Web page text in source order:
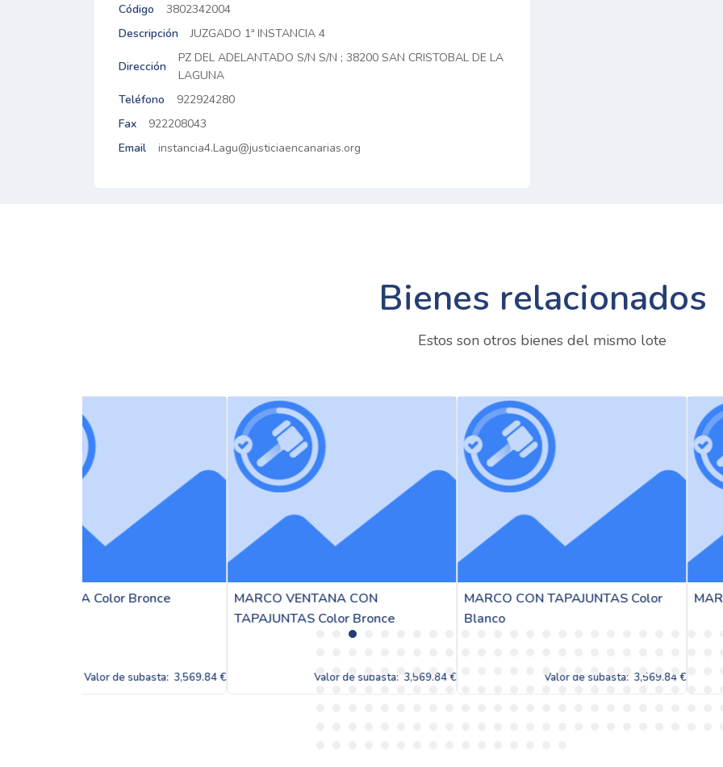
Código
3802342004
Descripción
JUZGADO 1ª INSTANCIA 4
Dirección
PZ DEL ADELANTADO S/N S/N ; 38200 SAN CRISTOBAL DE LA
LAGUNA
Teléfono
922924280
Fax
922208043
Email
instancia4.Lagu@justiciaencanarias.org
Bienes relacionados
Estos son otros bienes del mismo lote
3,569.84 €
MARCO VENTANA CON
TAPAJUNTAS Color Bronce
Valor de subasta: 3,569.84 €
MARCO CON TAPAJUNTAS Color
Blanco
Valor de subasta: 3,569.84 €
MARCO PUERTA Color
Valor de subasta: